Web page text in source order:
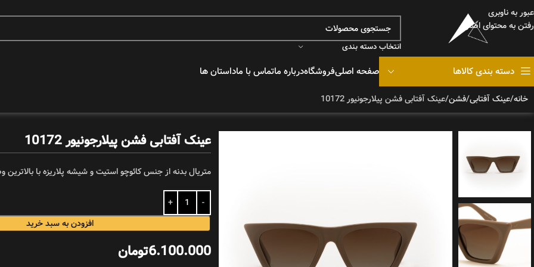
عبور به ناوبری
رفتن به محتوای اصلی
انتخاب دسته بندی
دسته بندی کالاها
هودی
شلوارک
دیدن شلوراک ها
دورس
تیشرت
تیشرت پیلار جونیور
عکس های برتر
هنرمندان
صفحه اصلیفروشگاهدرباره ماتماس با ماداستان ها
خانه عینک آفتابی فشن عینک آفتابی فشن پیلارجونیور 10172
عینک آفتابی فشن پیلارجونیور 10172
متریال بدنه از جنس کائوچو استیت و شیشه پلاریزه با
افزودن به سبد خرید
6.100.000تومان